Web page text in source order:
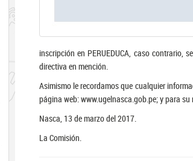
inscripción en PERUEDUCA, caso
directiva en mención.
Asimismo le recordamos que cualquier
página web: www.ugelnasca.gob.pe; y para
Nasca, 13 de marzo del 2017.
La Comisión.